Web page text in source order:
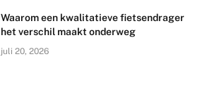
Waarom een kwalitatieve fietsendrager
het verschil maakt onderweg
juli 20, 2026